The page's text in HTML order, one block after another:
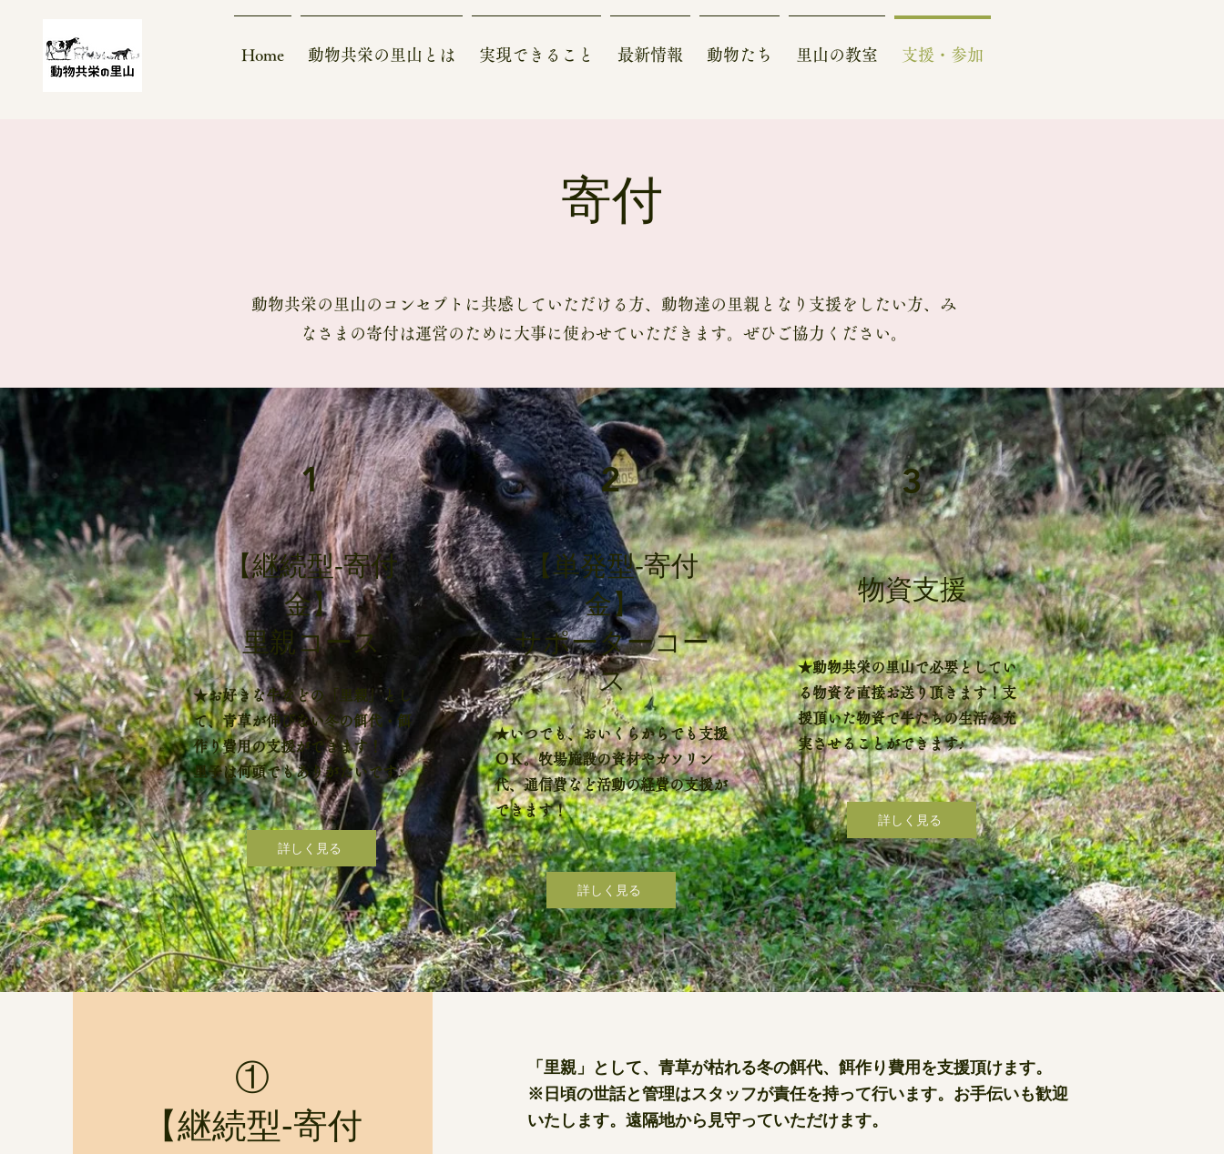
Home 動物共栄の里山とは 実現できること 最新情報 動物たち 里山の教室 支援・参加
​寄付
動物共栄の里山のコンセプトに共感していただける方、動物達の里親となり支援をしたい方、み
なさまの寄付は運営のために大事に使わせていただきます。ぜひご協力ください。
1
【継続型-寄付
金】
里親コース
★お好きな牛などの「里親」とし
て、青草が伸びない冬の餌代・餌
作り費用の支援ができます！
​里子は何頭でもありがたいです♪
詳しく見る
2
​【単発型-寄付
金】
サポーターコー
ス
★いつでも、おいくらからでも支援
ＯＫ。牧場施設の資材やガソリン
代、通信費など活動の経費の支援が
できます！
詳しく見る
3
​物資支援
★動物共栄の里山で必要としてい
る物資を直接お送り頂きます！支
援頂いた物資で牛たちの生活を充
実させることができます♪
詳しく見る
①
​【継続型-寄付
「里親」として、青草が枯れる冬の餌代、餌作り費用を支援頂けます。
※日頃の世話と管理はスタッフが責任を持って行います。お手伝いも歓迎
いたします。遠隔地から見守っていただけます。